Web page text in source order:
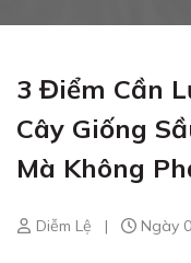
3 Điểm Cần
Cây Giống
Mà Không
Diễm Lệ | Ngày